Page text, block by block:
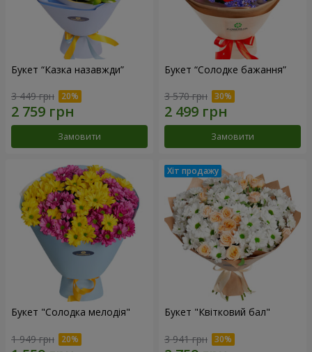
Букет “Казка назавжди”
3 449 грн
Замовити
Букет “Солодке бажання”
3 570 грн
Замовити
Букет "Солодка мелодія"
1 949 грн
Букет "Квітковий бал"
3 941 грн